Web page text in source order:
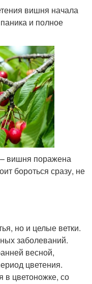
вишня начала
и полное
вишня поражена
бороться сразу, не
но и целые ветки.
заболеваний.
весной,
цветения.
в цветоножке, со